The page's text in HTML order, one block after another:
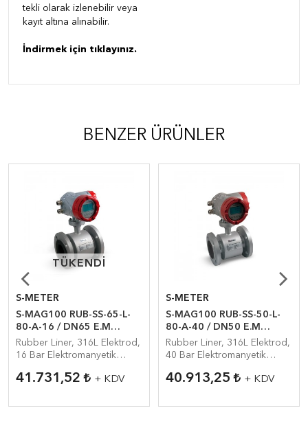
tekli olarak izlenebilir veya
kayıt altına alınabilir.
İndirmek için tıklayınız.
BENZER ÜRÜNLER
TÜKENDI
TÜKENDI
S-METER
S-MAG100 RUB-SS-65-L-
80-A-16 / DN65 E.M
Debimetre
Rubber Liner, 316L Elektrod,
16 Bar Elektromanyetik
41.731,52 + KDV
S-METER
S-MAG100 RUB-SS-50-L-
80-A-40 / DN50 E.M
Debimetre
Rubber Liner, 316L Elektrod,
40 Bar Elektromanyetik
40.913,25 + KDV